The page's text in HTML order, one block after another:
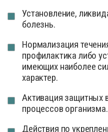
Установление,
болезнь.
Нормализация
профилактика либо
имеющих наиболее
характер.
Активация защитных
процессов организма.
Действия по